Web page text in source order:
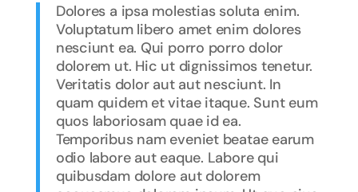
Dolores a ipsa molestias soluta enim.
Voluptatum libero amet enim dolores
nesciunt ea. Qui porro porro dolor
dolorem ut. Hic ut dignissimos tenetur.
Veritatis dolor aut aut nesciunt. In
quam quidem et vitae itaque. Sunt eum
quos laboriosam quae id ea.
Temporibus nam eveniet beatae earum
odio labore aut eaque. Labore qui
quibusdam dolore aut dolorem